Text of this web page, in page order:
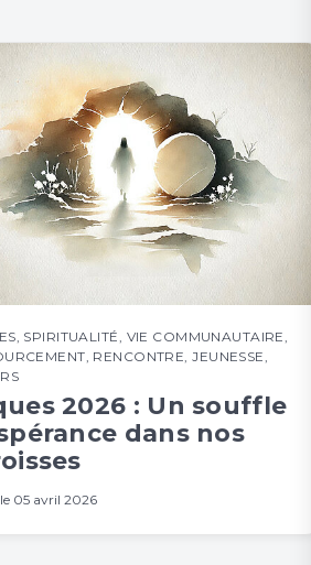
SPIRITUALITÉ VIE COMMUNAUTAIRE
RENCONTRE ,JEUNESSE
2026 : Un souffle
dans nos
05 avril 2026